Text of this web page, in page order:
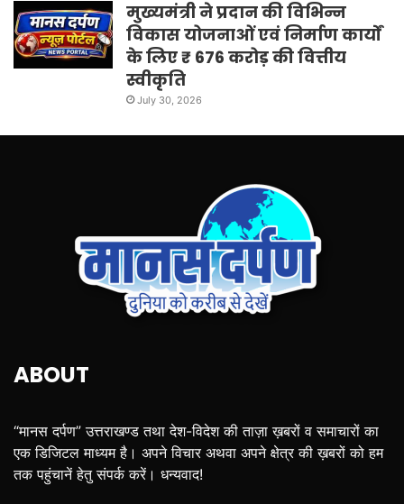
मुख्यमंत्री ने प्रदान की विभिन्न
विकास योजनाओं एवं निर्माण कार्यों
के लिए ₹ 676 करोड़ की वित्तीय
स्वीकृति
July 30, 2026
ABOUT
“मानस दर्पण” उत्तराखण्ड तथा देश-विदेश की ताज़ा ख़बरों व समाचारों का
एक डिजिटल माध्यम है। अपने विचार अथवा अपने क्षेत्र की ख़बरों को हम
तक पहुंचानें हेतु संपर्क करें। धन्यवाद!